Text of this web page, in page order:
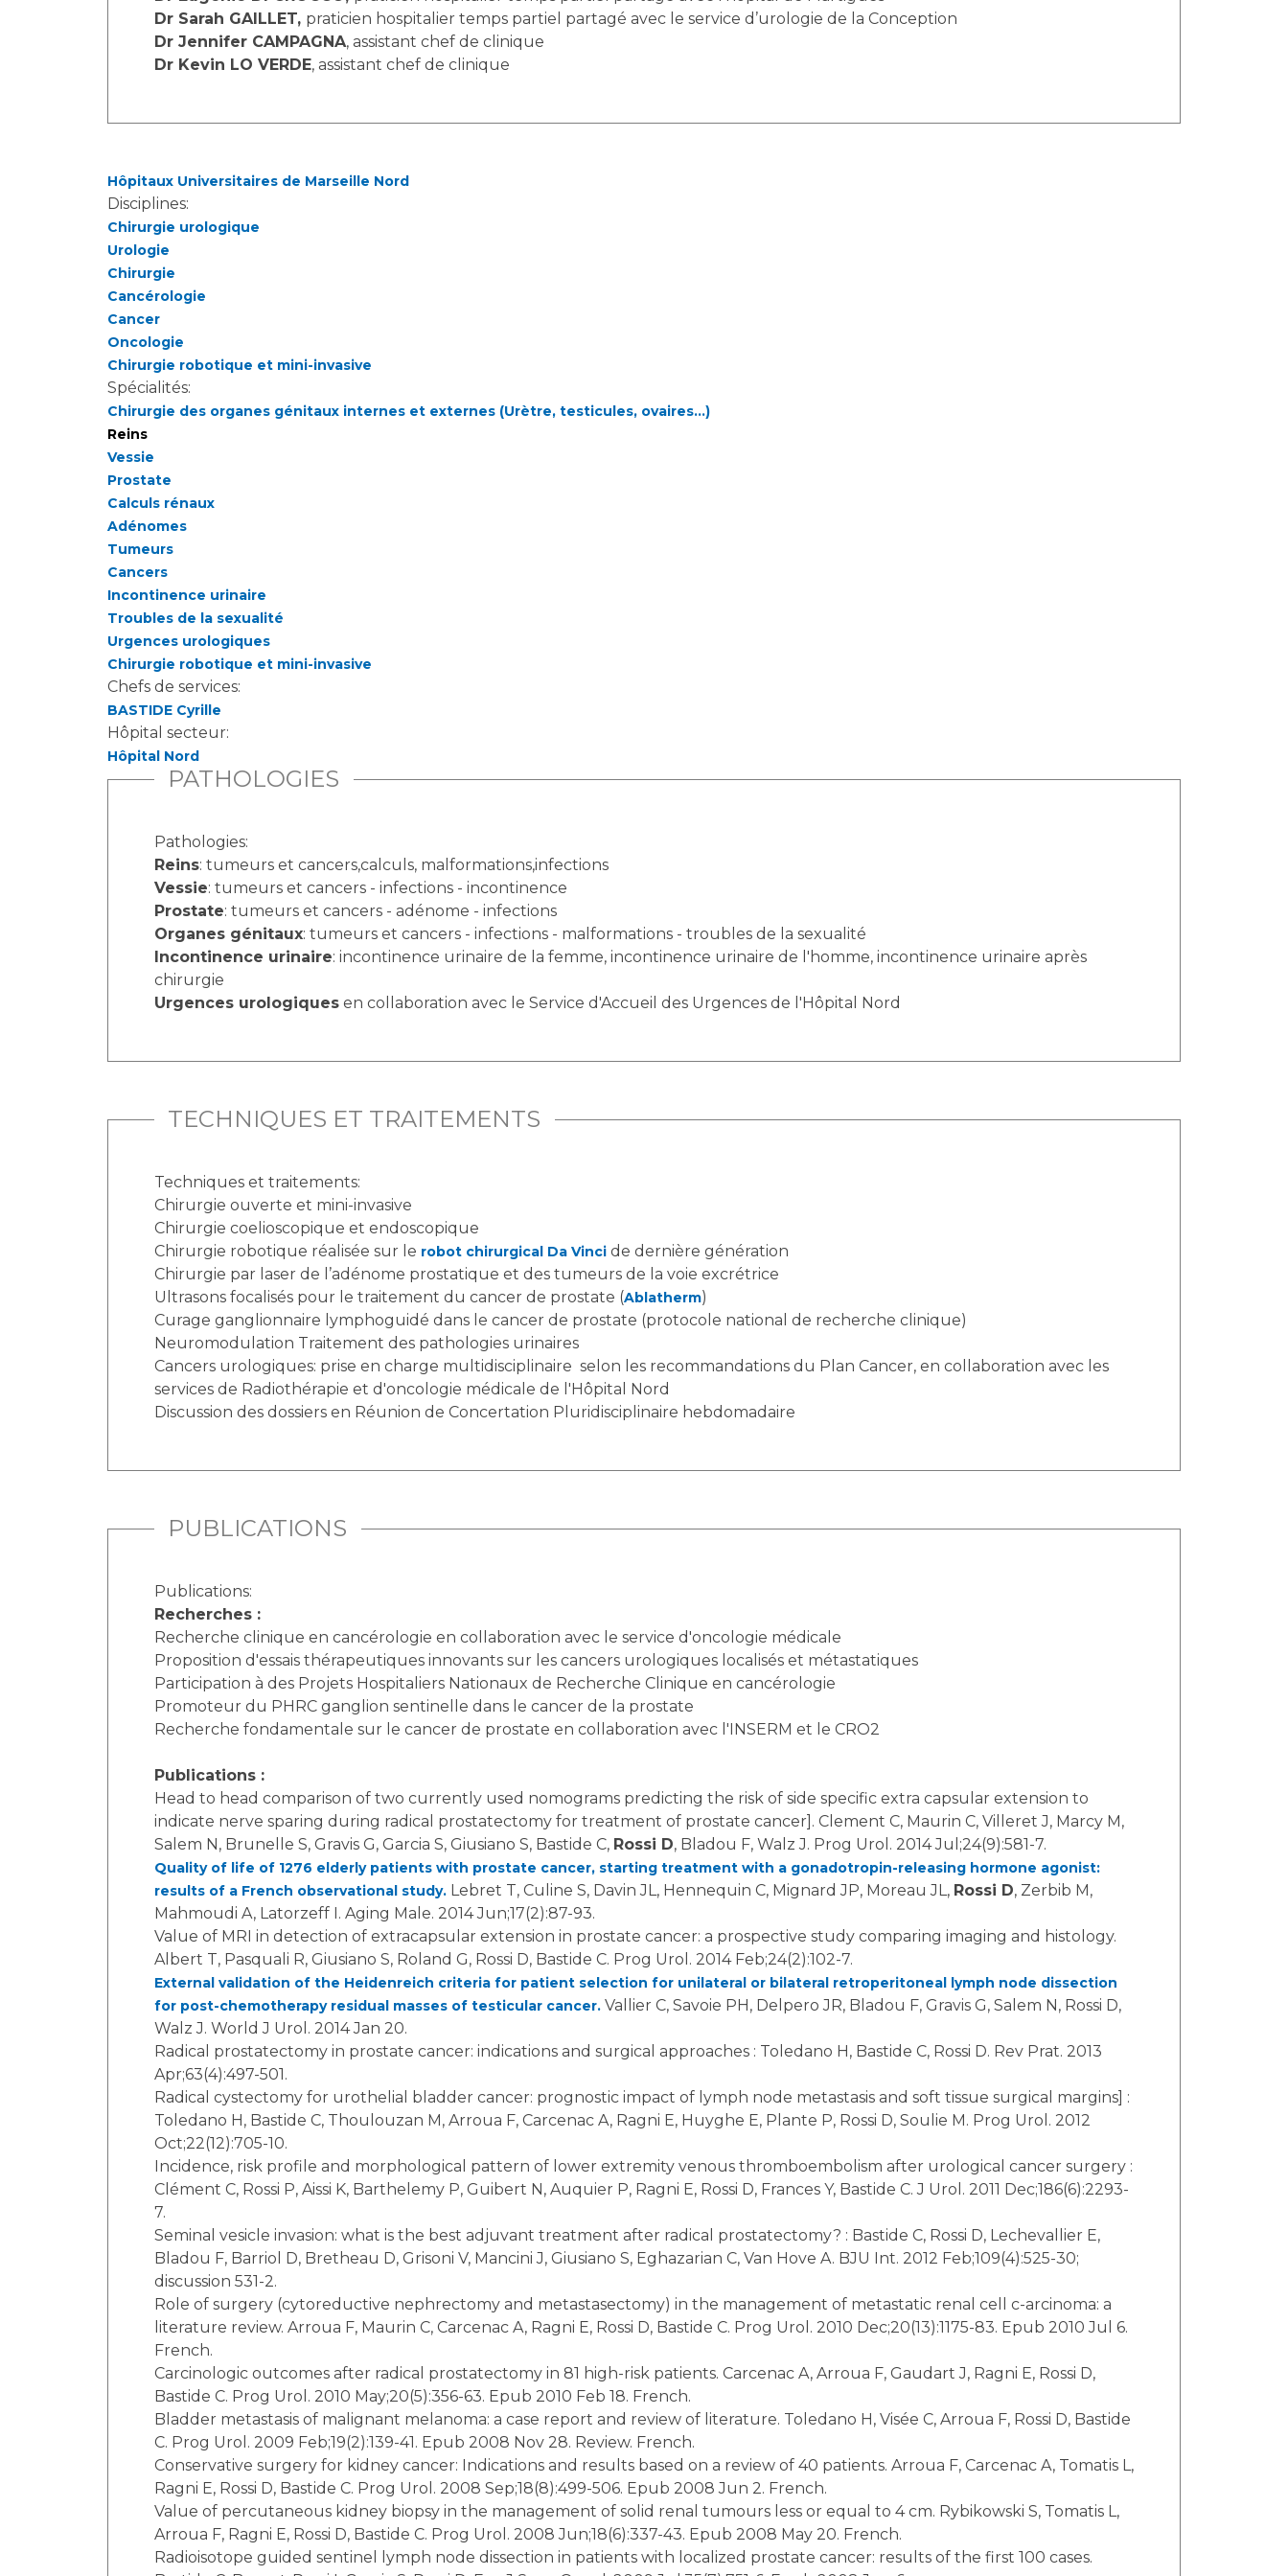
Laïcité et cultes
Les associations
Livret d'accueil
Maternité Hôpital Nord
Les structures de recherche
Maladies Rares
Plateforme d'Expertise
Maladies Rares
Dr Sarah GAILLET, praticien hospitalier temps partiel partagé avec le service d’urologie de la Conception
Dr Jennifer CAMPAGNA, assistant chef de clinique
Dr Kevin LO VERDE, assistant chef de clinique
Hôpitaux Universitaires de Marseille Nord
Disciplines:
Chirurgie urologique
Urologie
Chirurgie
Cancérologie
Cancer
Oncologie
Chirurgie robotique et mini-invasive
Spécialités:
Chirurgie des organes génitaux internes et externes (Urètre, testicules, ovaires...)
Reins
Vessie
Prostate
Calculs rénaux
Adénomes
Tumeurs
Cancers
Incontinence urinaire
Troubles de la sexualité
Urgences urologiques
Chirurgie robotique et mini-invasive
Chefs de services:
BASTIDE Cyrille
Hôpital secteur:
Hôpital Nord
PATHOLOGIES
Pathologies:
Reins: tumeurs et cancers,calculs, malformations,infections
Vessie: tumeurs et cancers - infections - incontinence
Prostate: tumeurs et cancers - adénome - infections
Organes génitaux: tumeurs et cancers - infections - malformations - troubles de la sexualité
Incontinence urinaire: incontinence urinaire de la femme, incontinence urinaire de l'homme, incontinence urinaire après
chirurgie
Urgences urologiques en collaboration avec le Service d'Accueil des Urgences de l'Hôpital Nord
TECHNIQUES ET TRAITEMENTS
Techniques et traitements:
Chirurgie ouverte et mini-invasive
Chirurgie coelioscopique et endoscopique
Chirurgie robotique réalisée sur le robot chirurgical Da Vinci de dernière génération
Chirurgie par laser de l’adénome prostatique et des tumeurs de la voie excrétrice
Ultrasons focalisés pour le traitement du cancer de prostate (Ablatherm)
Curage ganglionnaire lymphoguidé dans le cancer de prostate (protocole national de recherche clinique)
Neuromodulation Traitement des pathologies urinaires
Cancers urologiques: prise en charge multidisciplinaire selon les recommandations du Plan Cancer, en collaboration avec les
services de Radiothérapie et d'oncologie médicale de l'Hôpital Nord
Discussion des dossiers en Réunion de Concertation Pluridisciplinaire hebdomadaire
PUBLICATIONS
Publications:
Recherches :
Recherche clinique en cancérologie en collaboration avec le service d'oncologie médicale
Proposition d'essais thérapeutiques innovants sur les cancers urologiques localisés et métastatiques
Participation à des Projets Hospitaliers Nationaux de Recherche Clinique en cancérologie
Promoteur du PHRC ganglion sentinelle dans le cancer de la prostate
Recherche fondamentale sur le cancer de prostate en collaboration avec l'INSERM et le CRO2
Publications :
Head to head comparison of two currently used nomograms predicting the risk of side specific extra capsular extension to
indicate nerve sparing during radical prostatectomy for treatment of prostate cancer]. Clement C, Maurin C, Villeret J, Marcy M,
Salem N, Brunelle S, Gravis G, Garcia S, Giusiano S, Bastide C, Rossi D, Bladou F, Walz J. Prog Urol. 2014 Jul;24(9):581-7.
Quality of life of 1276 elderly patients with prostate cancer, starting treatment with a gonadotropin-releasing hormone agonist:
results of a French observational study. Lebret T, Culine S, Davin JL, Hennequin C, Mignard JP, Moreau JL, Rossi D, Zerbib M,
Mahmoudi A, Latorzeff I. Aging Male. 2014 Jun;17(2):87-93.
Value of MRI in detection of extracapsular extension in prostate cancer: a prospective study comparing imaging and histology.
Albert T, Pasquali R, Giusiano S, Roland G, Rossi D, Bastide C. Prog Urol. 2014 Feb;24(2):102-7.
External validation of the Heidenreich criteria for patient selection for unilateral or bilateral retroperitoneal lymph node dissection
for post-chemotherapy residual masses of testicular cancer. Vallier C, Savoie PH, Delpero JR, Bladou F, Gravis G, Salem N, Rossi D,
Walz J. World J Urol. 2014 Jan 20.
Radical prostatectomy in prostate cancer: indications and surgical approaches : Toledano H, Bastide C, Rossi D. Rev Prat. 2013
Apr;63(4):497-501.
Radical cystectomy for urothelial bladder cancer: prognostic impact of lymph node metastasis and soft tissue surgical margins] :
Toledano H, Bastide C, Thoulouzan M, Arroua F, Carcenac A, Ragni E, Huyghe E, Plante P, Rossi D, Soulie M. Prog Urol. 2012
Oct;22(12):705-10.
Incidence, risk profile and morphological pattern of lower extremity venous thromboembolism after urological cancer surgery :
Clément C, Rossi P, Aissi K, Barthelemy P, Guibert N, Auquier P, Ragni E, Rossi D, Frances Y, Bastide C. J Urol. 2011 Dec;186(6):2293-
7.
Seminal vesicle invasion: what is the best adjuvant treatment after radical prostatectomy? : Bastide C, Rossi D, Lechevallier E,
Bladou F, Barriol D, Bretheau D, Grisoni V, Mancini J, Giusiano S, Eghazarian C, Van Hove A. BJU Int. 2012 Feb;109(4):525-30;
discussion 531-2.
Role of surgery (cytoreductive nephrectomy and metastasectomy) in the management of metastatic renal cell c-arcinoma: a
literature review. Arroua F, Maurin C, Carcenac A, Ragni E, Rossi D, Bastide C. Prog Urol. 2010 Dec;20(13):1175-83. Epub 2010 Jul 6.
French.
Carcinologic outcomes after radical prostatectomy in 81 high-risk patients. Carcenac A, Arroua F, Gaudart J, Ragni E, Rossi D,
Bastide C. Prog Urol. 2010 May;20(5):356-63. Epub 2010 Feb 18. French.
Bladder metastasis of malignant melanoma: a case report and review of literature. Toledano H, Visée C, Arroua F, Rossi D, Bastide
C. Prog Urol. 2009 Feb;19(2):139-41. Epub 2008 Nov 28. Review. French.
Conservative surgery for kidney cancer: Indications and results based on a review of 40 patients. Arroua F, Carcenac A, Tomatis L,
Ragni E, Rossi D, Bastide C. Prog Urol. 2008 Sep;18(8):499-506. Epub 2008 Jun 2. French.
Value of percutaneous kidney biopsy in the management of solid renal tumours less or equal to 4 cm. Rybikowski S, Tomatis L,
Arroua F, Ragni E, Rossi D, Bastide C. Prog Urol. 2008 Jun;18(6):337-43. Epub 2008 May 20. French.
Radioisotope guided sentinel lymph node dissection in patients with localized prostate cancer: results of the first 100 cases.